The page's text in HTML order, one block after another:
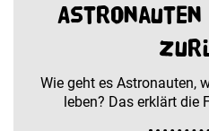
Wie geht es Astronauten,
leben? Das erklärt die